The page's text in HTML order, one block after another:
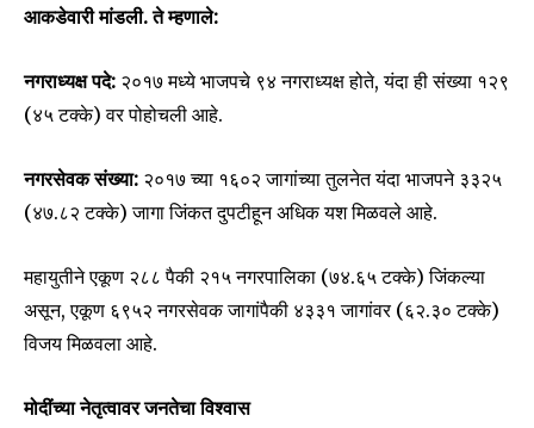
आकडेवारी मांडली. ते म्हणाले:
नगराध्यक्ष पदे: २०१७ मध्ये भाजपचे ९४ नगराध्यक्ष होते, यंदा ही संख्या १२९
(४५ टक्के) वर पोहोचली आहे.
नगरसेवक संख्या: २०१७ च्या १६०२ जागांच्या तुलनेत यंदा भाजपने ३३२५
(४७.८२ टक्के) जागा जिंकत दुपटीहून अधिक यश मिळवले आहे.
महायुतीने एकूण २८८ पैकी २१५ नगरपालिका (७४.६५ टक्के) जिंकल्या
असून, एकूण ६९५२ नगरसेवक जागांपैकी ४३३१ जागांवर (६२.३० टक्के)
विजय मिळवला आहे.
मोदींच्या नेतृत्वावर जनतेचा विश्वास